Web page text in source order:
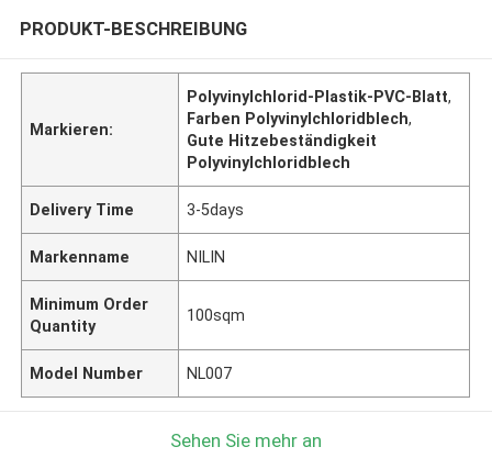
PRODUKT-BESCHREIBUNG
Markieren:
Polyvinylchlorid-Plastik-PVC-Blatt,
Farben Polyvinylchloridblech,
Gute Hitzebeständigkeit
Polyvinylchloridblech
Delivery Time 3-5days
Markenname NILIN
Minimum Order
Quantity
100sqm
Model Number NL007
Sehen Sie mehr an